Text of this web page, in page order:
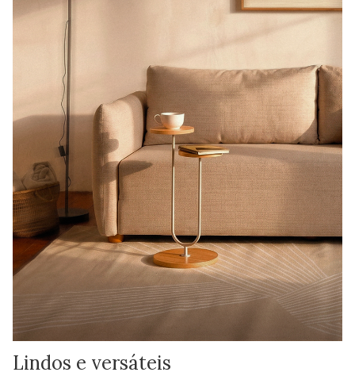
Lindos e versáteis